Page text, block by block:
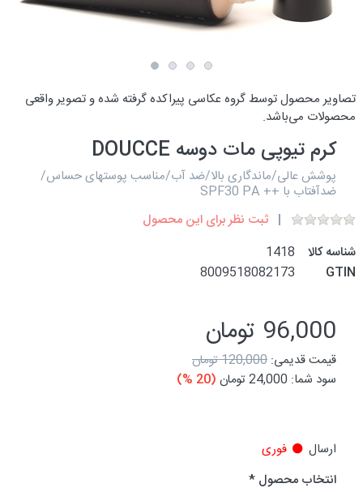
تصاویر محصول توسط گروه عکاسی پیراکده گرفته شده و تصویر واقعی
محصولات می‌باشد.
کرم تیوپی مات دوسه DOUCCE
پوشش عالی/ماندگاری بالا/ضد آب/مناسب پوستهای حساس/
ضدآفتاب با ++ SPF30 PA
ثبت نظر برای این محصول
شناسه کالا
1418
GTIN
8009518082173
96,000 تومان
قیمت قدیمی: 120,000 تومان
سود شما: 24,000 تومان (20 %)
ارسال
فوری
انتخاب محصول